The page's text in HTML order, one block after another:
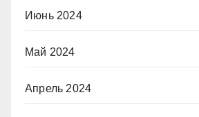
Июнь 2024
Май 2024
Апрель 2024